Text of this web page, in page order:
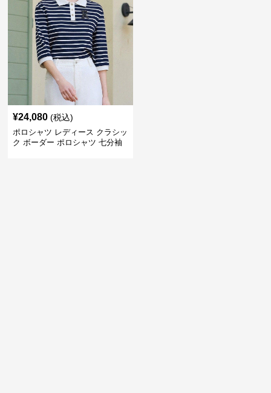
¥24,080 (税込)
ポロシャツ レディース クラシッ
ク ボーダー ポロシャツ 七分袖